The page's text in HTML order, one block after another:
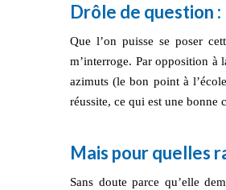
Drôle de question :
Que l’on puisse se poser
m’interroge. Par opposition à
azimuts (le bon point à
réussite, ce qui est une bonne
Mais pour quelles
Sans doute parce qu’elle